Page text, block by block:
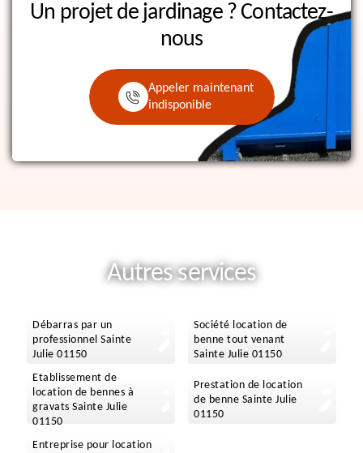
Un projet de jardinage ? Contactez-
nous
Appeler maintenant
indisponible
Autres services
Débarras par un
professionnel Sainte
Julie 01150
Société location de
benne tout venant
Sainte Julie 01150
Etablissement de
location de bennes à
gravats Sainte Julie
01150
Prestation de location
de benne Sainte Julie
01150
Entreprise pour location